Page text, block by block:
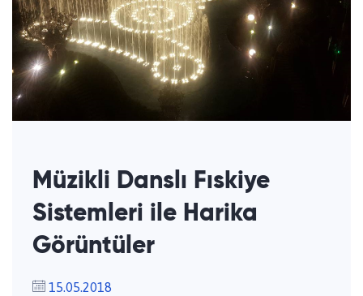
Müzikli Danslı Fıskiye
Sistemleri ile Harika
Görüntüler
15.05.2018